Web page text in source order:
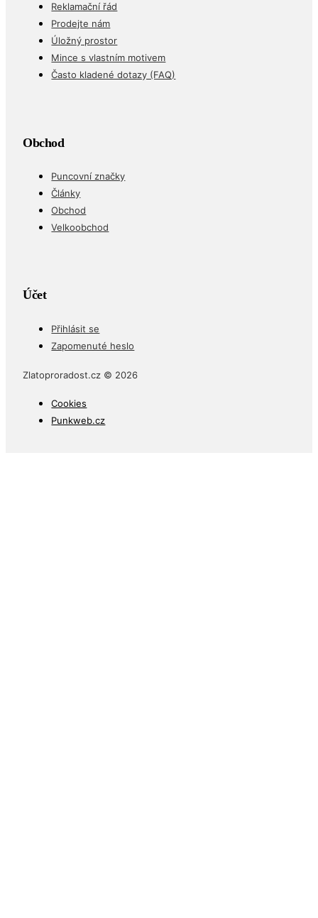
Reklamační řád
Prodejte nám
Úložný prostor
Mince s vlastním motivem
Často kladené dotazy (FAQ)
Obchod
Puncovní značky
Články
Obchod
Velkoobchod
Účet
Přihlásit se
Zapomenuté heslo
Zlatoproradost.cz © 2026
Cookies
Punkweb.cz